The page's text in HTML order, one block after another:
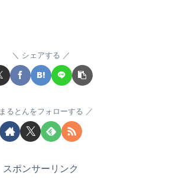
シェアする
まるとんをフォローする
スポンサーリンク